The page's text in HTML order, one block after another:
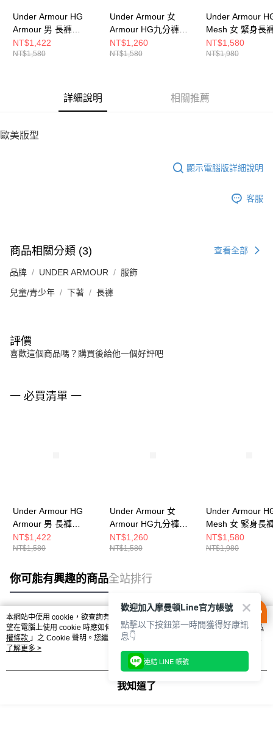
Under Armour HG
Armour 男 長褲
1361586-001
NT$1,422
NT$1,580
Under Armour 女
Armour HG九分褲
1365335-001
NT$1,260
NT$1,580
Under Armour
Mesh 女 緊身長
6010009-008
NT$1,580
NT$1,980
詳細說明 相關推薦
歐美版型
顯示電腦版詳細說明
客服
商品相關分類 (3) 查看全部
品牌 UNDER ARMOUR 服飾
兒童/青少年 下著 長褲
評價
喜歡這個商品嗎？購買後給他一個好評吧
一 必買清單 一
Under Armour HG
Armour 男 長褲
1361586-001
NT$1,422
NT$1,580
Under Armour 女
Armour HG九分褲
1365335-001
NT$1,260
NT$1,580
Under Armour
Mesh 女 緊身長
6010009-008
NT$1,580
NT$1,980
你可能有興趣的商品全站排行
熱門標籤
本網站中使用 cookie，欲查詢有關本網站使用 cookie 方式之詳情，及若您不希
望在電腦上使用 cookie 時應如何變更電腦的 cookie 設定，請參閱本網站「
隱私
權條款 」之 Cookie 聲明。您繼續使用本網站即表示您同意本公司得按本網站使
用條款之 Cookie 聲明使用 cookie。
了解更多 >
我知道了
歡迎加入摩曼頓Line官方帳號
點擊以下按鈕第一時間獲得好康訊
息👇
連結 LINE 帳號